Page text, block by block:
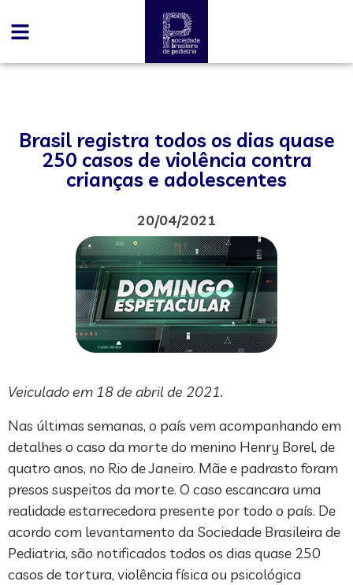
Brasil registra todos os dias quase
250 casos de violência contra
crianças e adolescentes
20/04/2021
Veiculado em 18 de abril de 2021.
Nas últimas semanas, o país vem acompanhando em
detalhes o caso da morte do menino Henry Borel, de
quatro anos, no Rio de Janeiro. Mãe e padrasto foram
presos suspeitos da morte. O caso escancara uma
realidade estarrecedora presente por todo o país. De
acordo com levantamento da Sociedade Brasileira de
Pediatria, são notificados todos os dias quase 250
casos de tortura, violência física ou psicológica